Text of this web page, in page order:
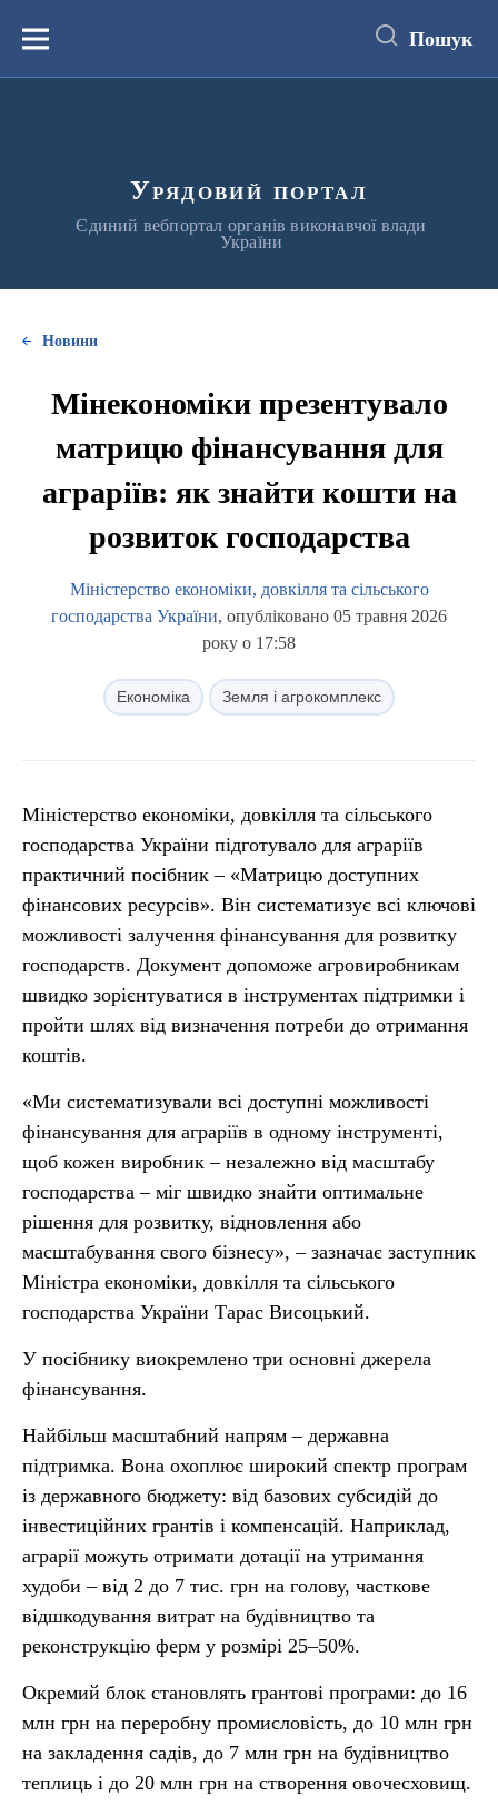
вмістуМеню Пошук
Урядовий портал
Єдиний вебпортал органів виконавчої влади
України
Новини
Мінекономіки презентувало
матрицю фінансування для
аграріїв: як знайти кошти на
розвиток господарства
Міністерство економіки, довкілля та сільського
господарства України, опубліковано 05 травня 2026
року о 17:58
Економіка Земля і агрокомплекс
Міністерство економіки, довкілля та сільського
господарства України підготувало для аграріїв
практичний посібник – «Матрицю доступних
фінансових ресурсів». Він систематизує всі ключові
можливості залучення фінансування для розвитку
господарств. Документ допоможе агровиробникам
швидко зорієнтуватися в інструментах підтримки і
пройти шлях від визначення потреби до отримання
коштів.
«Ми систематизували всі доступні можливості
фінансування для аграріїв в одному інструменті,
щоб кожен виробник – незалежно від масштабу
господарства – міг швидко знайти оптимальне
рішення для розвитку, відновлення або
масштабування свого бізнесу», – зазначає заступник
Міністра економіки, довкілля та сільського
господарства України Тарас Висоцький.
У посібнику виокремлено три основні джерела
фінансування.
Найбільш масштабний напрям – державна
підтримка. Вона охоплює широкий спектр програм
із державного бюджету: від базових субсидій до
інвестиційних грантів і компенсацій. Наприклад,
аграрії можуть отримати дотації на утримання
худоби – від 2 до 7 тис. грн на голову, часткове
відшкодування витрат на будівництво та
реконструкцію ферм у розмірі 25–50%.
Окремий блок становлять грантові програми: до 16
млн грн на переробну промисловість, до 10 млн грн
на закладення садів, до 7 млн грн на будівництво
теплиць і до 20 млн грн на створення овочесховищ.